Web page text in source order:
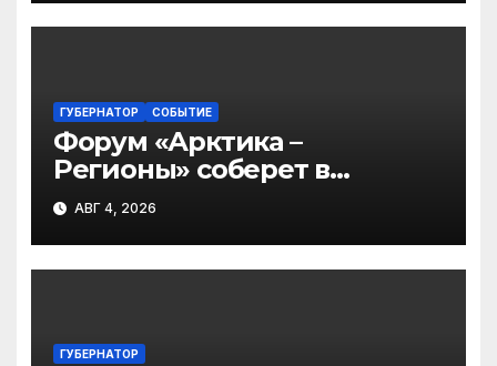
ГУБЕРНАТОР СОБЫТИЕ
Форум «Арктика –
Регионы» соберет в
Архангельске участников
из 45 регионов
АВГ 4, 2026
ГУБЕРНАТОР